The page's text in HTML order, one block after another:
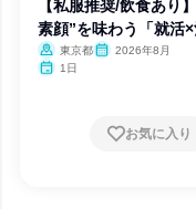
【私服推奨/飲食あり
素顔”を味わう「就活×
東京都
2026年8月
1日
お気に入り